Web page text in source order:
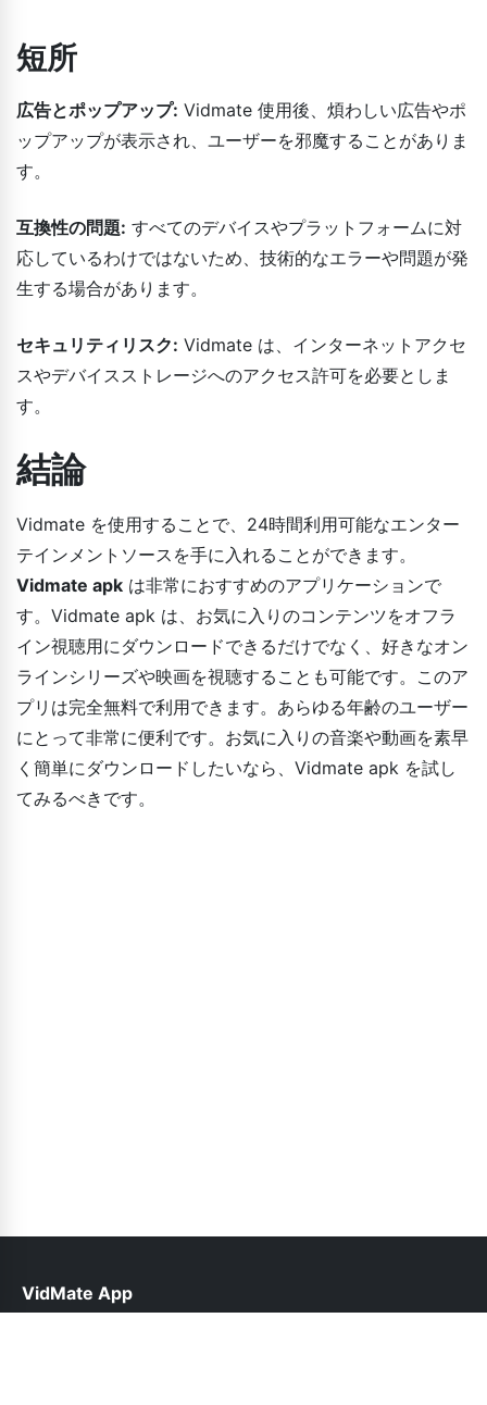
短所
広告とポップアップ: Vidmate 使用後、煩わしい広告やポ
ップアップが表示され、ユーザーを邪魔することがありま
す。
互換性の問題: すべてのデバイスやプラットフォームに対
応しているわけではないため、技術的なエラーや問題が発
生する場合があります。
セキュリティリスク: Vidmate は、インターネットアクセ
スやデバイスストレージへのアクセス許可を必要としま
す。
結論
Vidmate を使用することで、24時間利用可能なエンター
テインメントソースを手に入れることができます。
Vidmate apk は非常におすすめのアプリケーションで
す。Vidmate apk は、お気に入りのコンテンツをオフラ
イン視聴用にダウンロードできるだけでなく、好きなオン
ラインシリーズや映画を視聴することも可能です。このア
プリは完全無料で利用できます。あらゆる年齢のユーザー
にとって非常に便利です。お気に入りの音楽や動画を素早
く簡単にダウンロードしたいなら、Vidmate apk を試し
てみるべきです。
VidMate App